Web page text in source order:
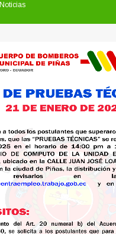
Noticias